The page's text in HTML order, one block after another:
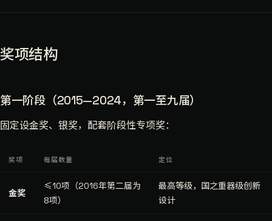
奖项结构
第一阶段（2015—2024，第一至九届）
固定设金奖、银奖，配套阶段性专项奖：
奖项 每届数量 定位
金奖
≤10项（2016年第二届为
8项）
最高等级，国之重器级创新
设计